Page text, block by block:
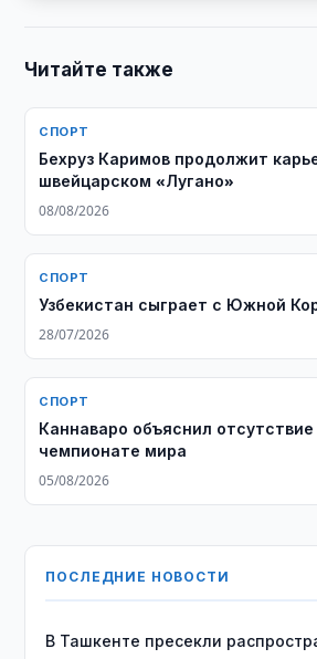
Читайте также
СПОРТ
Бехруз Каримов продолжит
швейцарском «Лугано»
08/08/2026
СПОРТ
Узбекистан сыграет с Южной
28/07/2026
СПОРТ
Каннаваро объяснил
чемпионате мира
05/08/2026
ПОСЛЕДНИЕ НОВОСТИ
В Ташкенте пресекли